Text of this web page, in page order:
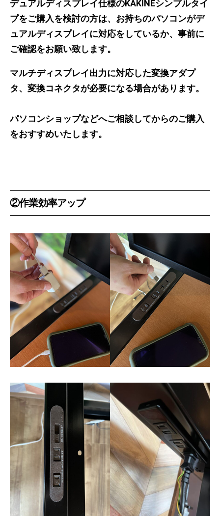
デュアルディスプレイ仕様のKAKINEシンプルタイ
プをご購入を検討の方は、お持ちのパソコンがデ
ュアルディスプレイに対応をしているか、事前に
ご確認をお願い致します。
マルチディスプレイ出力に対応した変換アダプ
タ、変換コネクタが必要になる場合があります。
パソコンショップなどへご相談してからのご購入
をおすすめいたします。
②作業効率アップ